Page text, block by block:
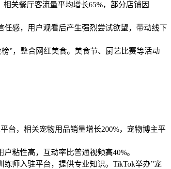
关餐厅客流量平均增长65%，部分店铺因
感，用户观看后产生强烈尝试欲望，带动线下
”，整合网红美食。美食节、厨艺比赛等活动
台，相关宠物用品销量增长200%，宠物博主平
粘性高，互动率比普通视频高40%。
师入驻平台，提供专业知识。TikTok举办”宠